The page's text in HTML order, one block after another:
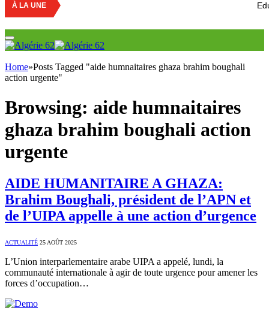
À LA UNE Education
Home»Posts Tagged "aide humnaitaires ghaza brahim boughali
action urgente"
Browsing: aide humnaitaires
ghaza brahim boughali action
urgente
AIDE HUMANITAIRE A GHAZA:
Brahim Boughali, président de l’APN et
de l’UIPA appelle à une action d’urgence
ACTUALITÉ 25 AOÛT 2025
L’Union interparlementaire arabe UIPA a appelé, lundi, la
communauté internationale à agir de toute urgence pour amener les
forces d’occupation…